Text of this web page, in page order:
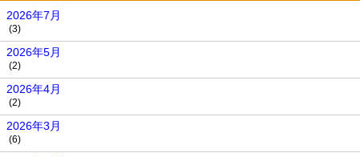
2026年7月
(3)
2026年5月
(2)
2026年4月
(2)
2026年3月
(6)